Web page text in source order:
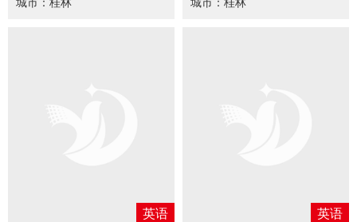
城市：桂林
城市：桂林